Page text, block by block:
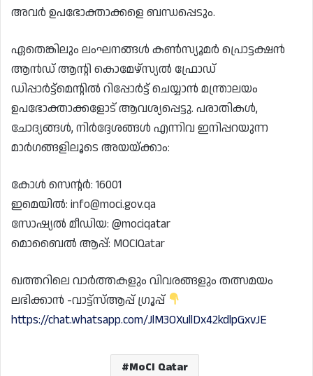
അവർ ഉപഭോക്താക്കളെ ബന്ധപ്പെടും.
ഏതെങ്കിലും ലംഘനങ്ങൾ കൺസ്യൂമർ പ്രൊട്ടക്ഷൻ
ആൻഡ് ആന്റി കൊമേഴ്‌സ്യൽ ഫ്രോഡ്
ഡിപ്പാർട്ട്മെന്റിൽ റിപ്പോർട്ട് ചെയ്യാൻ മന്ത്രാലയം
ഉപഭോക്താക്കളോട് ആവശ്യപ്പെട്ടു. പരാതികൾ,
ചോദ്യങ്ങൾ, നിർദ്ദേശങ്ങൾ എന്നിവ ഇനിപ്പറയുന്ന
മാർഗങ്ങളിലൂടെ അയയ്ക്കാം:
കോൾ സെന്റർ: 16001
ഇമെയിൽ: info@moci.gov.qa
സോഷ്യൽ മീഡിയ: @mociqatar
മൊബൈൽ ആപ്പ്: MOCIQatar
ഖത്തറിലെ വാർത്തകളും വിവരങ്ങളും തത്സമയം
ലഭിക്കാൻ -വാട്ട്സ്ആപ്പ് ഗ്രൂപ്പ്
https://chat.whatsapp.com/JlM3OXullDx42kdlpGxvJE
MoCI Qatar